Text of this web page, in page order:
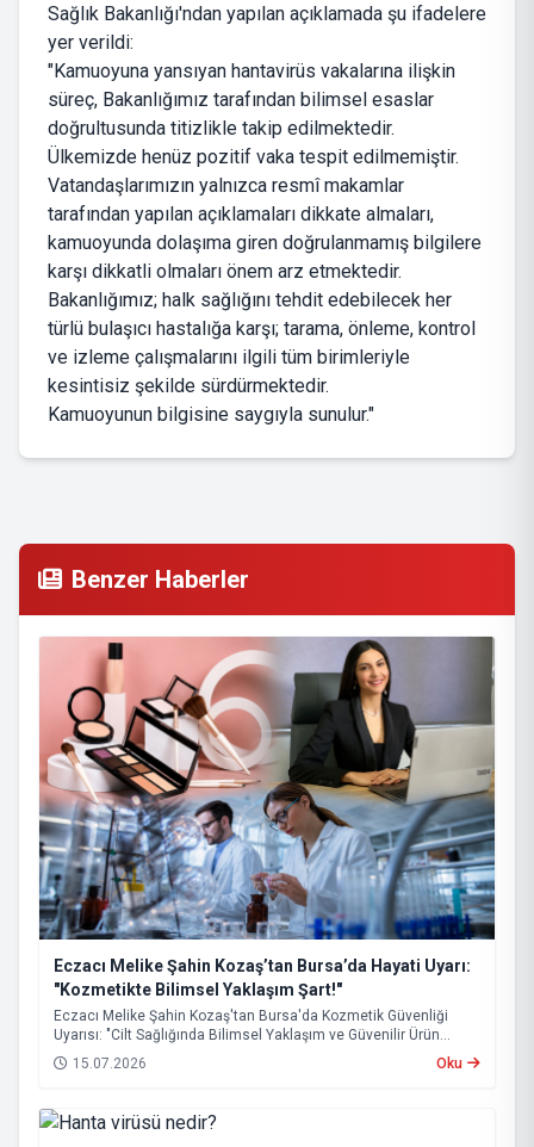
Sağlık Bakanlığı'ndan yapılan açıklamada şu ifadelere
yer verildi:
"Kamuoyuna yansıyan hantavirüs vakalarına ilişkin
süreç, Bakanlığımız tarafından bilimsel esaslar
doğrultusunda titizlikle takip edilmektedir.
Ülkemizde henüz pozitif vaka tespit edilmemiştir.
Vatandaşlarımızın yalnızca resmî makamlar
tarafından yapılan açıklamaları dikkate almaları,
kamuoyunda dolaşıma giren doğrulanmamış bilgilere
karşı dikkatli olmaları önem arz etmektedir.
Bakanlığımız; halk sağlığını tehdit edebilecek her
türlü bulaşıcı hastalığa karşı; tarama, önleme, kontrol
ve izleme çalışmalarını ilgili tüm birimleriyle
kesintisiz şekilde sürdürmektedir.
Kamuoyunun bilgisine saygıyla sunulur."
Benzer Haberler
Eczacı Melike Şahin Kozaş’tan Bursa’da Hayati Uyarı:
"Kozmetikte Bilimsel Yaklaşım Şart!"
Eczacı Melike Şahin Kozaş'tan Bursa'da Kozmetik Güvenliği
Uyarısı: "Cilt Sağlığında Bilimsel Yaklaşım ve Güvenilir Ürün
Kullanımı Hayati Önem Taşıyor"
15.07.2026 Oku